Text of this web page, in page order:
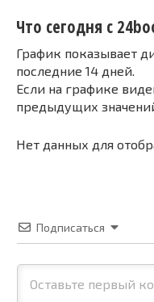
Что сегодня с
График показывает
последние 14 дней.
Если на графике
предыдущих
Нет данных для
Подписаться